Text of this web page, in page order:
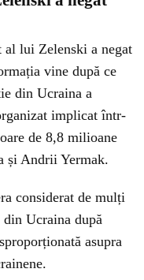
al lui Zelenski a negat
vine după ce
din Ucraina a
implicat într-
de 8,8 milioane
și Andrii Yermak.
considerat de mulți
din Ucraina după
asupra